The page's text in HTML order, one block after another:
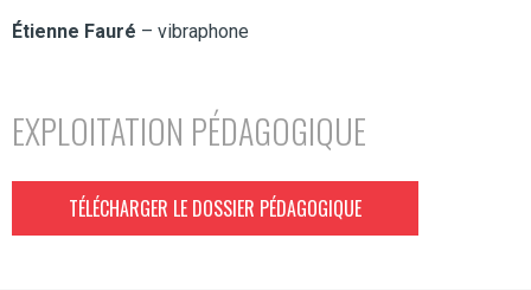
Étienne Fauré – vibraphone
EXPLOITATION PÉDAGOGIQUE
TÉLÉCHARGER LE DOSSIER PÉDAGOGIQUE